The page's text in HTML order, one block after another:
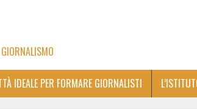
IDEALE PER FORMARE GIORNALISTI